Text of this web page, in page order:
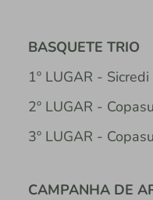
BASQUETE TRIO
1º LUGAR -
2º LUGAR -
3º LUGAR -
CAMPANHA DE